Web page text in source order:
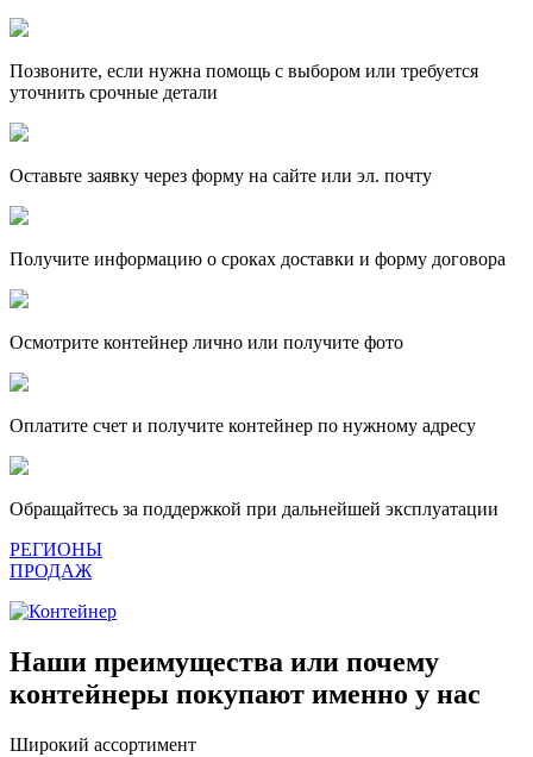
Позвоните, если нужна помощь с выбором или требуется
уточнить срочные детали
Оставьте заявку через форму на сайте или эл. почту
Получите информацию о сроках доставки и форму договора
Осмотрите контейнер лично или получите фото
Оплатите счет и получите контейнер по нужному адресу
Обращайтесь за поддержкой при дальнейшей эксплуатации
РЕГИОНЫ
ПРОДАЖ
Наши преимущества или почему
контейнеры покупают именно у нас
Широкий ассортимент